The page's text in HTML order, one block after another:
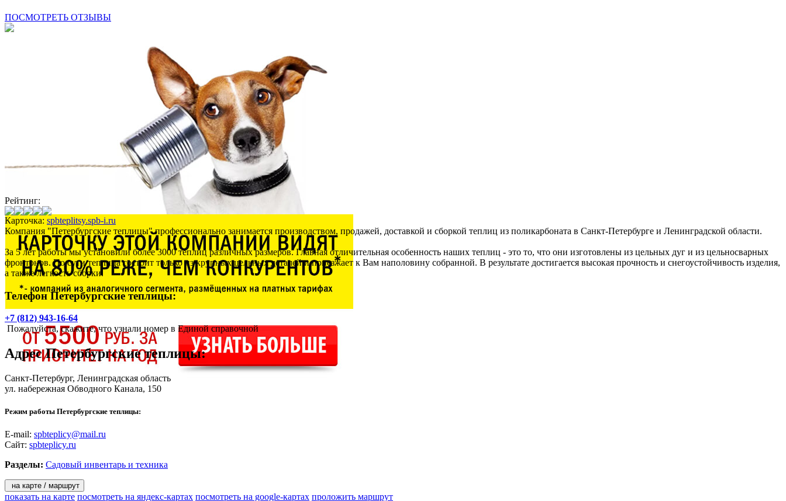
ПОСМОТРЕТЬ ОТЗЫВЫ
Рейтинг:
Карточка: spbteplitsy.spb-i.ru
Компания "Петербургские теплицы" профессионально занимается производством, продажей, доставкой и сборкой теплиц из поликарбоната в Санкт-Петербурге и Ленинградской области.
За 5 лет работы мы установили более 3000 теплиц различных размеров. Главная отличительная особенность наших теплиц - это то, что они изготовлены из цельных дуг и из цельносварных
фронтонов. По сути теплица состоит только из крупных цельных деталей и приезжает к Вам наполовину собранной. В результате достигается высокая прочность и снегоустойчивость изделия,
а также легкость сборки.
Телефон Петербургские теплицы:
+7 (812) 943-16-64
Пожалуйста, скажите, что узнали номер в Единой справочной
АдресПетербургские теплицы:
Санкт-Петербург, Ленинградская область
ул. набережная Обводного Канала, 150
Режим работы Петербургские теплицы:
E-mail: spbteplicy@mail.ru
Сайт: spbteplicy.ru
Разделы: Садовый инвентарь и техника
на карте / маршрут
показать на карте посмотреть на яндекс-картах посмотреть на google-картах проложить маршрут